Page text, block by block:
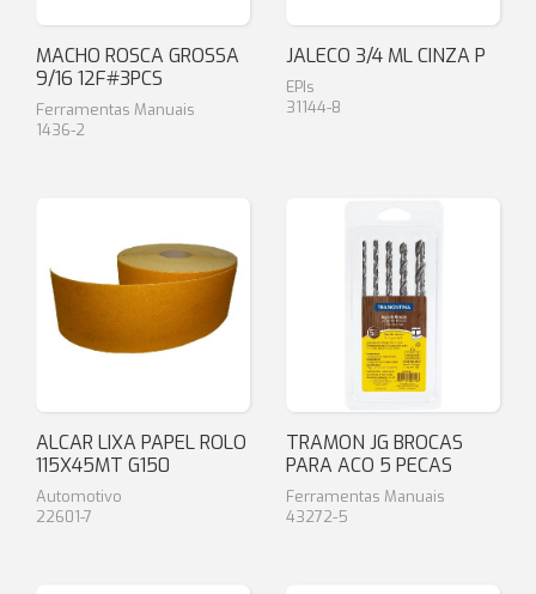
MACHO ROSCA GROSSA
9/16 12F#3PCS
Ferramentas Manuais
1436-2
JALECO 3/4 ML CINZA P
EPIs
31144-8
ALCAR LIXA PAPEL ROLO
115X45MT G150
Automotivo
22601-7
TRAMON JG BROCAS
PARA ACO 5 PECAS
Ferramentas Manuais
43272-5